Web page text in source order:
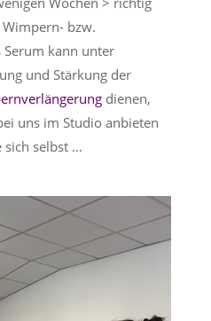
bzw.
Serum kann unter
und Stärkung der
dienen,
uns im Studio anbieten
sich selbst …